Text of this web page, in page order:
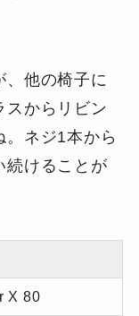
、他の椅子に
スからリビン
。ネジ1本から
続けることが
X 80